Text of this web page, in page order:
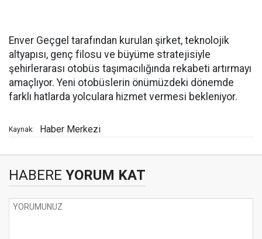
Enver Geçgel tarafından kurulan şirket, teknolojik
altyapısı, genç filosu ve büyüme stratejisiyle
şehirlerarası otobüs taşımacılığında rekabeti artırmayı
amaçlıyor. Yeni otobüslerin önümüzdeki dönemde
farklı hatlarda yolculara hizmet vermesi bekleniyor.
Kaynak: Haber Merkezi
HABERE YORUM KAT